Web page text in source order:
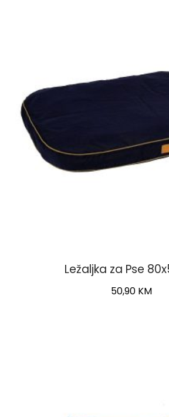
Ležaljka za Pse
50,90 KM